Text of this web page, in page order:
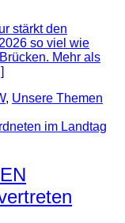
stärkt den
so viel wie
Mehr als
, Unsere Themen